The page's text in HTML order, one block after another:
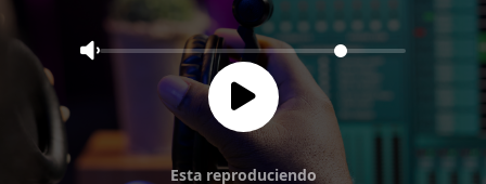
Esta reproduciendo